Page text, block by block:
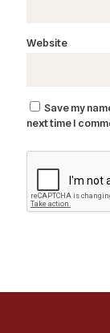
Website
Save my
next time I